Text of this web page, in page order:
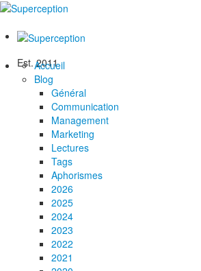
Est. 2011
Accueil
Blog
Général
Communication
Management
Marketing
Lectures
Tags
Aphorismes
2026
2025
2024
2023
2022
2021